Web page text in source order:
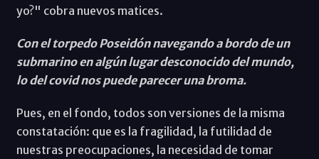
yo?" cobra nuevos matices.
Con el torpedo Poseidón navegando a bordo de un
submarino en algún lugar desconocido del mundo,
lo del covid nos puede parecer una broma.
Pues, en el fondo, todos son versiones de la misma
constatación: que es la fragilidad, la futilidad de
nuestras preocupaciones, la necesidad de tomar